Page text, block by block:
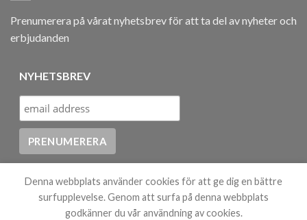
Prenumerera på vårat nyhetsbrev för att ta del av nyheter och
erbjudanden
NYHETSBREV
Denna webbplats använder cookies för att ge dig en bättre
surfupplevelse. Genom att surfa på denna webbplats
godkänner du vår användning av cookies.